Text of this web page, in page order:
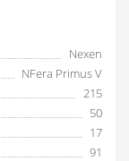
Nexen
NFera Primus V
215
50
17
91